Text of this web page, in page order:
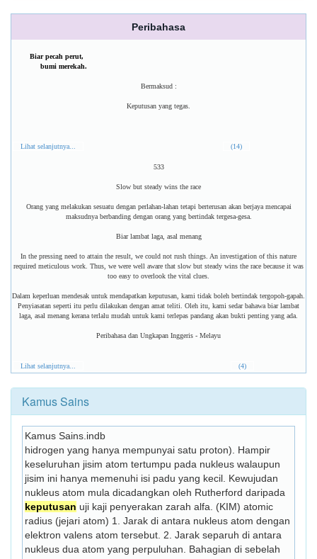
Peribahasa
Biar pecah perut,
bumi merekah.
Bermaksud :
Keputusan yang tegas.
Lihat selanjutnya... (14)
533
Slow but steady wins the race
Orang yang melakukan sesuatu dengan perlahan-lahan tetapi berterusan akan berjaya mencapai
maksudnya berbanding dengan orang yang bertindak tergesa-gesa.
Biar lambat laga, asal menang
In the pressing need to attain the result, we could not rush things. An investigation of this nature
required meticulous work. Thus, we were well aware that slow but steady wins the race because it was
too easy to overlook the vital clues.
Dalam keperluan mendesak untuk mendapatkan keputusan, kami tidak boleh bertindak tergopoh-gapah.
Penyiasatan seperti itu perlu dilakukan dengan amat teliti. Oleh itu, kami sedar bahawa biar lambat
laga, asal menang kerana terlalu mudah untuk kami terlepas pandang akan bukti penting yang ada.
Peribahasa dan Ungkapan Inggeris - Melayu
Lihat selanjutnya... (4)
Kamus Sains
Kamus Sains.indb
hidrogen yang hanya mempunyai satu proton). Hampir
keseluruhan jisim atom tertumpu pada nukleus walaupun
jisim ini hanya memenuhi isi padu yang kecil. Kewujudan
keputusan uji kaji penyerakan zarah alfa. (KIM) atomic
radius (jejari atom) 1. Jarak di antara nukleus atom dengan
elektron valens atom tersebut. 2. Jarak separuh di antara
nukleus dua atom yang perpuluhan. Bahagian di sebelah